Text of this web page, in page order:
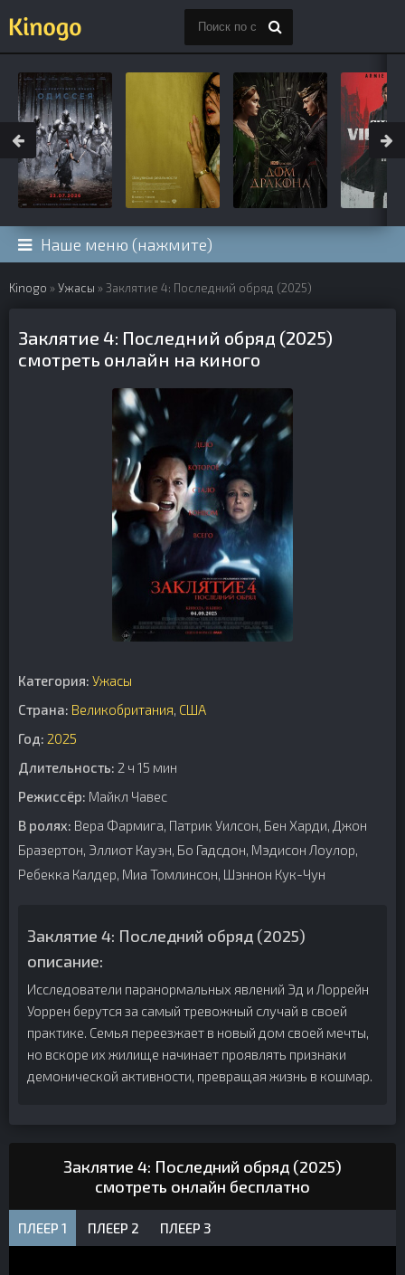
Наше меню (нажмите)
Kinogo »Ужасы » Заклятие 4: Последний обряд (2025)
Заклятие 4: Последний обряд (2025)
смотреть онлайн на киного
Категория: Ужасы
Страна: Великобритания, США
Год: 2025
Длительность: 2 ч 15 мин
Режиссёр: Майкл Чавес
В ролях: Вера Фармига, Патрик Уилсон, Бен Харди, Джон
Бразертон, Эллиот Кауэн, Бо Гадсдон, Мэдисон Лоулор,
Ребекка Калдер, Миа Томлинсон, Шэннон Кук-Чун
Заклятие 4: Последний обряд (2025)
описание:
Исследователи паранормальных явлений Эд и Лоррейн
Уоррен берутся за самый тревожный случай в своей
практике. Семья переезжает в новый дом своей мечты,
но вскоре их жилище начинает проявлять признаки
демонической активности, превращая жизнь в кошмар.
Заклятие 4: Последний обряд (2025)
смотреть онлайн бесплатно
ПЛЕЕР 1 ПЛЕЕР 2 ПЛЕЕР 3